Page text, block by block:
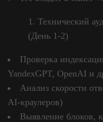
Технический
(День 1-2)
Проверка
YandexGPT, OpenAI и
Анализ скорости
AI-краулеров)
Выявление блоков,